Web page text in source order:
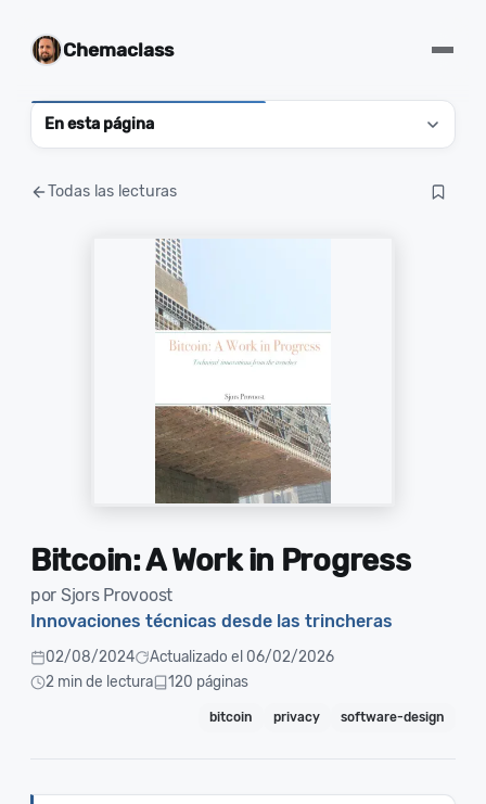
Chemaclass
En esta página
Todas las lecturas
Bitcoin: A Work in Progress
por Sjors Provoost
Innovaciones técnicas desde las trincheras
02/08/2024
Actualizado el 06/02/2026
2 min de lectura
120 páginas
bitcoin privacy software-design